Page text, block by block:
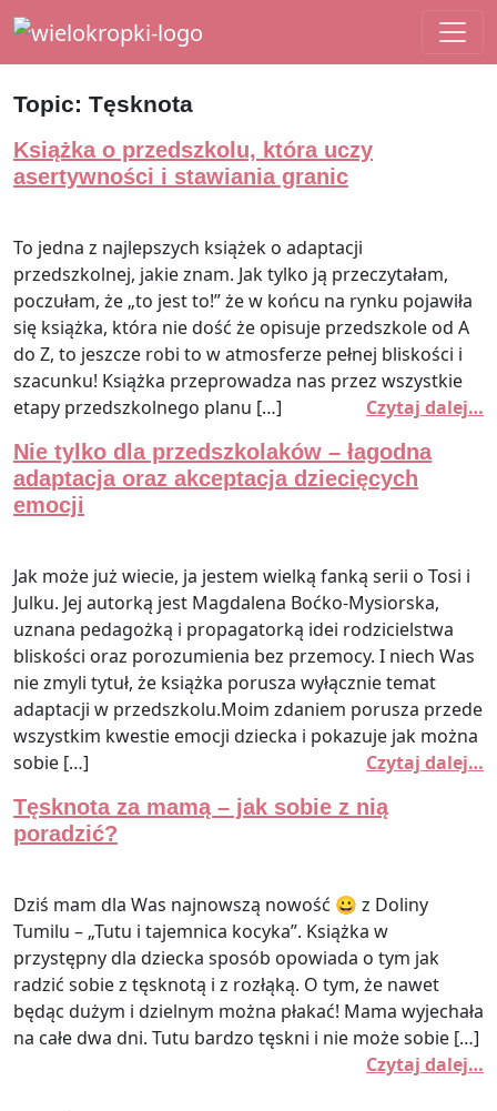
Main Navigation
Topic: Tęsknota
Książka o przedszkolu, która uczy
asertywności i stawiania granic
To jedna z najlepszych książek o adaptacji
przedszkolnej, jakie znam. Jak tylko ją przeczytałam,
poczułam, że „to jest to!” że w końcu na rynku pojawiła
się książka, która nie dość że opisuje przedszkole od A
do Z, to jeszcze robi to w atmosferze pełnej bliskości i
szacunku! Książka przeprowadza nas przez wszystkie
etapy przedszkolnego planu […]
Czytaj dalej…
Nie tylko dla przedszkolaków – łagodna
adaptacja oraz akceptacja dziecięcych
emocji
Jak może już wiecie, ja jestem wielką fanką serii o Tosi i
Julku. Jej autorką jest Magdalena Boćko-Mysiorska,
uznana pedagożką i propagatorką idei rodzicielstwa
bliskości oraz porozumienia bez przemocy. I niech Was
nie zmyli tytuł, że książka porusza wyłącznie temat
adaptacji w przedszkolu.Moim zdaniem porusza przede
wszystkim kwestie emocji dziecka i pokazuje jak można
sobie […]
Czytaj dalej…
Tęsknota za mamą – jak sobie z nią
poradzić?
Dziś mam dla Was najnowszą nowość 😀 z Doliny
Tumilu – „Tutu i tajemnica kocyka”. Książka w
przystępny dla dziecka sposób opowiada o tym jak
radzić sobie z tęsknotą i z rozłąką. O tym, że nawet
będąc dużym i dzielnym można płakać! Mama wyjechała
na całe dwa dni. Tutu bardzo tęskni i nie może sobie […]
Czytaj dalej…